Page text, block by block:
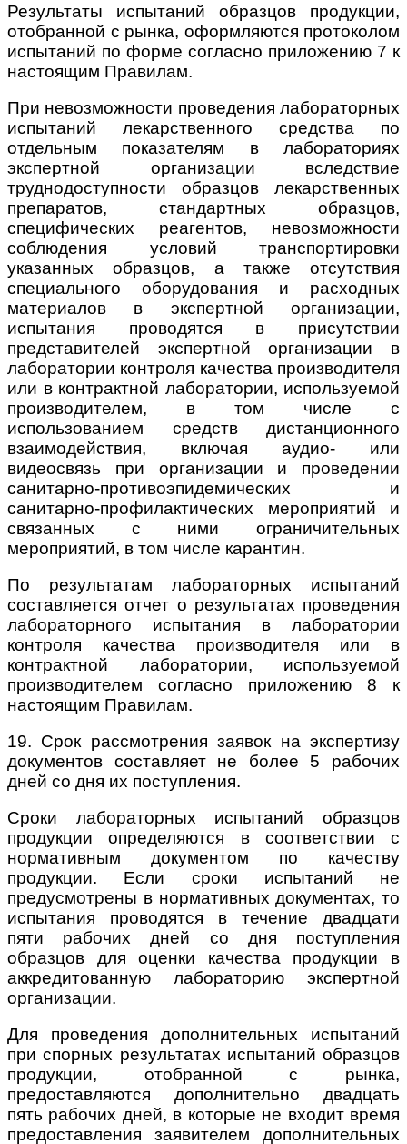
Результаты испытаний образцов продукции,
отобранной с рынка, оформляются протоколом
испытаний по форме согласно приложению 7 к
настоящим Правилам.
При невозможности проведения лабораторных
испытаний лекарственного средства по
отдельным показателям в лабораториях
экспертной организации вследствие
труднодоступности образцов лекарственных
препаратов, стандартных образцов,
специфических реагентов, невозможности
соблюдения условий транспортировки
указанных образцов, а также отсутствия
специального оборудования и расходных
материалов в экспертной организации,
испытания проводятся в присутствии
представителей экспертной организации в
лаборатории контроля качества производителя
или в контрактной лаборатории, используемой
производителем, в том числе с
использованием средств дистанционного
взаимодействия, включая аудио- или
видеосвязь при организации и проведении
санитарно-противоэпидемических и
санитарно-профилактических мероприятий и
связанных с ними ограничительных
мероприятий, в том числе карантин.
По результатам лабораторных испытаний
составляется отчет о результатах проведения
лабораторного испытания в лаборатории
контроля качества производителя или в
контрактной лаборатории, используемой
производителем согласно приложению 8 к
настоящим Правилам.
19. Срок рассмотрения заявок на экспертизу
документов составляет не более 5 рабочих
дней со дня их поступления.
Сроки лабораторных испытаний образцов
продукции определяются в соответствии с
нормативным документом по качеству
продукции. Если сроки испытаний не
предусмотрены в нормативных документах, то
испытания проводятся в течение двадцати
пяти рабочих дней со дня поступления
образцов для оценки качества продукции в
аккредитованную лабораторию экспертной
организации.
Для проведения дополнительных испытаний
при спорных результатах испытаний образцов
продукции, отобранной с рынка,
предоставляются дополнительно двадцать
пять рабочих дней, в которые не входит время
предоставления заявителем дополнительных